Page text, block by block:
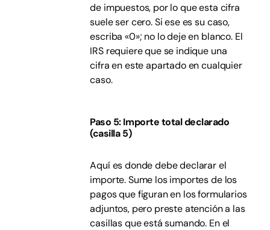
de impuestos, por lo que esta cifra
suele ser cero. Si ese es su caso,
escriba «0»; no lo deje en blanco. El
IRS requiere que se indique una
cifra en este apartado en cualquier
caso.
Paso 5: Importe total declarado
(casilla 5)
Aquí es donde debe declarar el
importe. Sume los importes de los
pagos que figuran en los formularios
adjuntos, pero preste atención a las
casillas que está sumando. En el